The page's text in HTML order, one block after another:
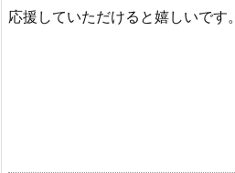
応援していただけると嬉しいです。